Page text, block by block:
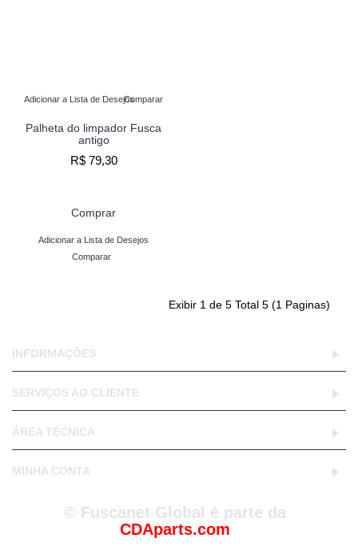
Adicionar a Lista de DesejosComparar
Palheta do limpador Fusca
antigo
R$ 79,30
Comprar
Adicionar a Lista de Desejos
Comparar
Exibir 1 de 5 Total 5 (1 Paginas)
INFORMAÇÕES
SERVIÇOS AO CLIENTE
ÁREA TÉCNICA
MINHA CONTA
© Fuscanet Global é parte da
CDAparts.com